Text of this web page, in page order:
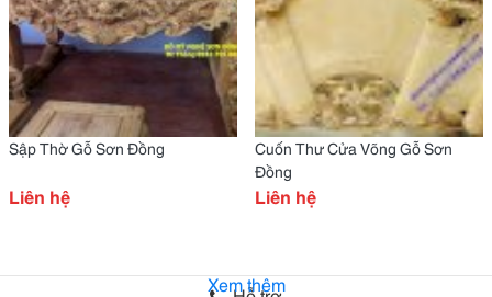
Sập Thờ Gỗ Sơn Đồng
Liên hệ
Cuốn Thư Cửa Võng Gỗ Sơn
Đồng
Liên hệ
Xem thêm